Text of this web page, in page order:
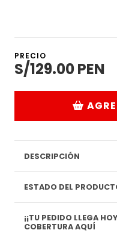
PRECIO
S/129.00 PEN
DESCRIPCIÓN
ESTADO DEL
¡¡TU PEDIDO LLEGA HOY!! VER
COBERTURA AQUÍ